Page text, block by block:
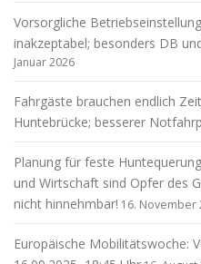
Vorsorgliche
inakzeptabel; besonders DB
Januar 2026
Fahrgäste brauchen endlich
Huntebrücke; besserer
Planung für feste
und Wirtschaft sind Opfer des
nicht hinnehmbar! 16. November
Europäische Mobilitätswoche: